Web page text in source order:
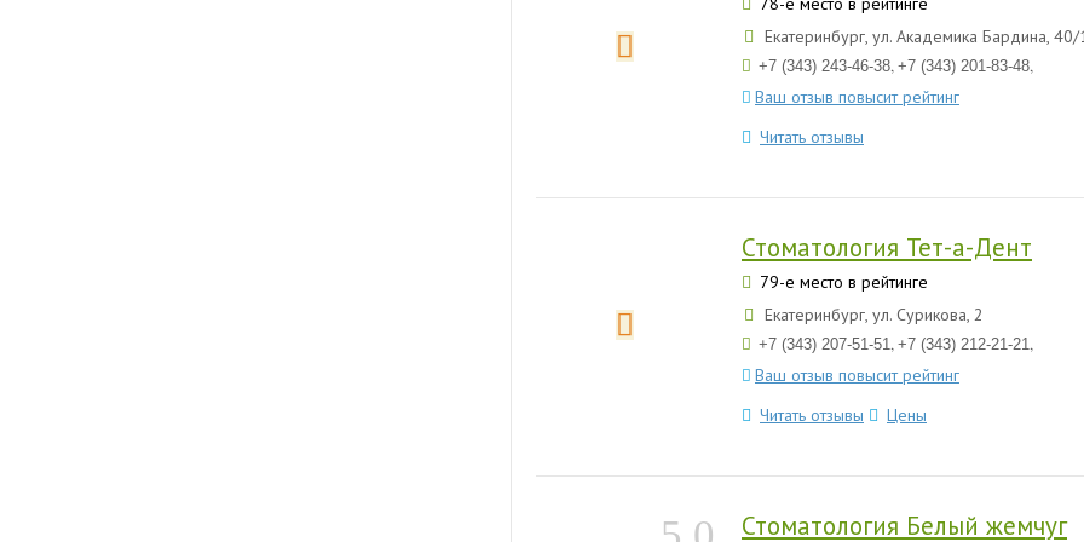
Екатеринбург, ул. Академика Бардина, 40/
+7 (343) 243-46-38, +7 (343) 201-83-48,
Ваш отзыв повысит рейтинг
Читать отзывы
Стоматология Тет-а-Дент
79-е место в рейтинге
Екатеринбург, ул. Сурикова, 2
+7 (343) 207-51-51, +7 (343) 212-21-21,
Ваш отзыв повысит рейтинг
Читать отзывы
Цены
Стоматология Белый жемчуг